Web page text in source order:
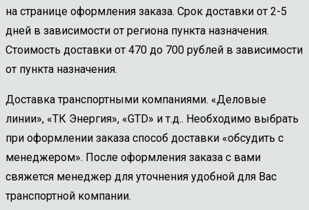
на странице оформления заказа. Срок доставки от 2-5
дней в зависимости от региона пункта назначения.
Стоимость доставки от 470 до 700 рублей в зависимости
от пункта назначения.
Доставка транспортными компаниями. «Деловые
линии», «ТК Энергия», «GTD» и т.д.. Необходимо выбрать
при оформлении заказа способ доставки «обсудить с
менеджером». После оформления заказа с вами
свяжется менеджер для уточнения удобной для Вас
транспортной компании.